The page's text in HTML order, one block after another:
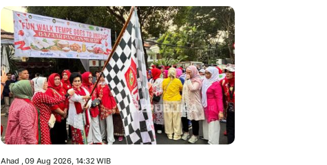
Ahad , 09 Aug 2026, 14:32 WIB